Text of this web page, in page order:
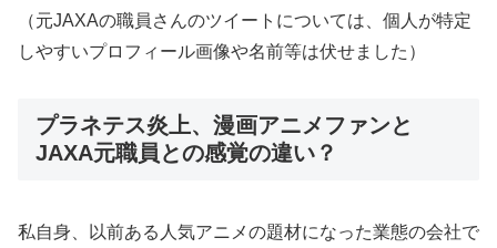
（元JAXAの職員さんのツイートについては、個人が特定
しやすいプロフィール画像や名前等は伏せました）
プラネテス炎上、漫画アニメファンと
JAXA元職員との感覚の違い？
私自身、以前ある人気アニメの題材になった業態の会社で